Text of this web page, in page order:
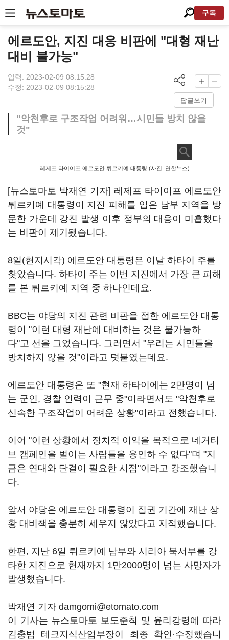
구독
에르도안, 지진 대응 비판에 "대형 재난
대비 불가능"
입력: 2023-02-09 08:15:28
수정: 2023-02-09 08:15:28
답글쓰기
"악천후로 구조작업 어려워…시민들 방치 않을
것"
레제프 타이이프 에르도안 튀르키예 대통령 (사진=연합뉴스)
[뉴스토마토 박재연 기자] 레제프 타이이프 에르도안
튀르키예 대통령이 지진 피해를 입은 남부 지역을 방
문한 가운데 강진 발생 이후 정부의 대응이 미흡했다
는 비판이 제기됐습니다.
8일(현지시각) 에르도안 대통령은 이날 하타이 주를
찾았습니다. 하타이 주는 이번 지진에서 가장 큰 피해
를 본 튀르키예 지역 중 하나인데요.
BBC는 야당의 지진 관련 비판을 접한 에르도안 대통
령이 "이런 대형 재난에 대비하는 것은 불가능하
다"고 선을 그었습니다. 그러면서 "우리는 시민들을
방치하지 않을 것"이라고 덧붙였는데요.
에르도안 대통령은 또 "현재 하타이에는 2만명이 넘
는 군인, 경찰 인력이 근무 중"이라면서도 "악천후로
신속한 구조작업이 어려운 상황"이라고 전했습니다.
이어 "이런 상황에서 정치적 이익을 목적으로 네거티
브 캠페인을 벌이는 사람들을 용인하 수 없다"며 "지
금은 연대와 단결이 필요한 시점"이라고 강조했습니
다.
앞서 야당은 에르도안 대통령이 집권 기간에 재난 상
황 대비책을 충분히 세우지 않았다고 지적했습니다.
한편, 지난 6일 튀르키예 남부와 시리아 북서부를 강
타한 지진으로 현재까지 1만2000명이 넘는 사망자가
발생했습니다.
박재연 기자 damgomi@etomato.com
이 기사는 뉴스토마토 보도준칙 및 윤리강령에 따라
김충범 테크지식산업부장이 최종 확인·수정했습니